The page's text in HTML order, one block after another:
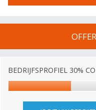
BEDRIJFSPROFIEL 30%